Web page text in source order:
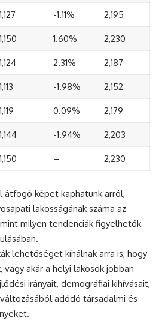
1,127 -1.11% 2,195
1,150 1.60% 2,230
1,124 2.31% 2,187
1,113 -1.98% 2,152
1,119 0.09% 2,179
1,144 -1.94% 2,203
1,150 – 2,230
átfogó képet kaphatunk arról,
lakosságának száma az
milyen tendenciák figyelhetők
lehetőséget kínálnak arra is, hogy
akár a helyi lakosok jobban
irányait, demográfiai kihívásait,
adódó társadalmi és